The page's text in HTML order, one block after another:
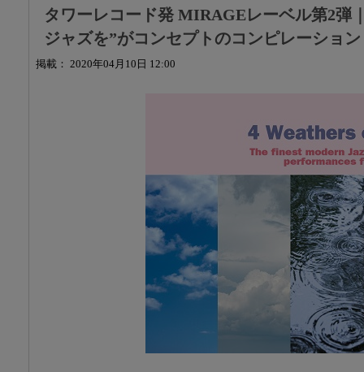
タワーレコード発 MIRAGEレーベル第2弾
ジャズを”がコンセプトのコンピレーショ
掲載： 2020年04月10日 12:00